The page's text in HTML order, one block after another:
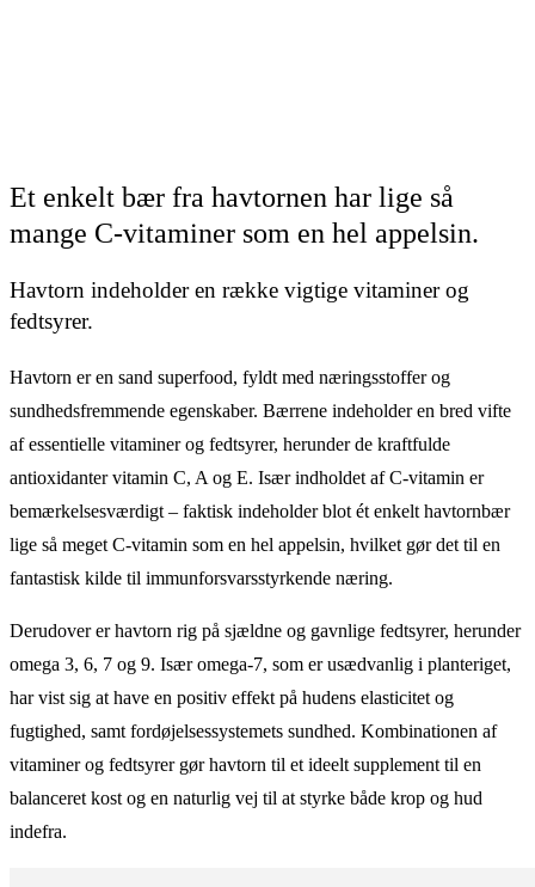
Et enkelt bær fra havtornen har lige så
mange C-vitaminer som en hel appelsin.
Havtorn indeholder en række vigtige vitaminer og
fedtsyrer.
Havtorn er en sand superfood, fyldt med næringsstoffer og
sundhedsfremmende egenskaber. Bærrene indeholder en bred vifte
af essentielle vitaminer og fedtsyrer, herunder de kraftfulde
antioxidanter vitamin C, A og E. Især indholdet af C-vitamin er
bemærkelsesværdigt – faktisk indeholder blot ét enkelt havtornbær
lige så meget C-vitamin som en hel appelsin, hvilket gør det til en
fantastisk kilde til immunforsvarsstyrkende næring.
Derudover er havtorn rig på sjældne og gavnlige fedtsyrer, herunder
omega 3, 6, 7 og 9. Især omega-7, som er usædvanlig i planteriget,
har vist sig at have en positiv effekt på hudens elasticitet og
fugtighed, samt fordøjelsessystemets sundhed. Kombinationen af
vitaminer og fedtsyrer gør havtorn til et ideelt supplement til en
balanceret kost og en naturlig vej til at styrke både krop og hud
indefra.